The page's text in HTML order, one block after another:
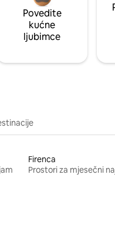
Povedite
kućne
ljubimce
Firenca
Prostori za mjesečni